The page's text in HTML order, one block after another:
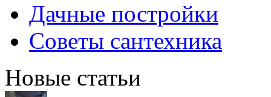
Дачные постройки
Советы сантехника
Новые статьи